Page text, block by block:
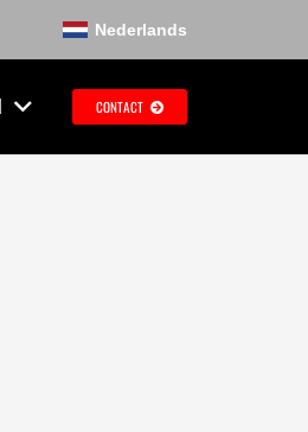
Nederlands
CONTACT